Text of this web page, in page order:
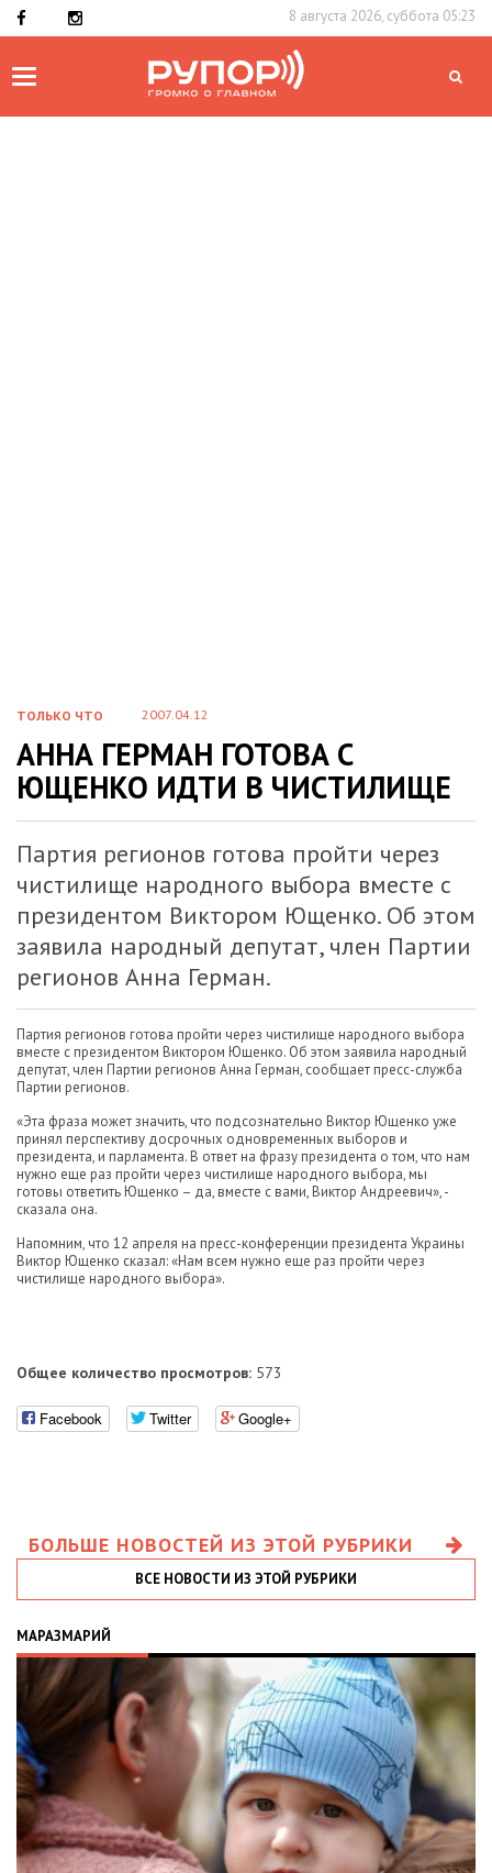
8 августа 2026, суббота 05:23
Toggle
ТОЛЬКО ЧТО 2007.04.12
АННА ГЕРМАН ГОТОВА С
ЮЩЕНКО ИДТИ В ЧИСТИЛИЩЕ
Партия регионов готова пройти через
чистилище народного выбора вместе с
президентом Виктором Ющенко. Об этом
заявила народный депутат, член Партии
регионов Анна Герман.
Партия регионов готова пройти через чистилище народного выбора
вместе с президентом Виктором Ющенко. Об этом заявила народный
депутат, член Партии регионов Анна Герман, сообщает пресс-служба
Партии регионов.
«Эта фраза может значить, что подсознательно Виктор Ющенко уже
принял перспективу досрочных одновременных выборов и
президента, и парламента. В ответ на фразу президента о том, что нам
нужно еще раз пройти через чистилище народного выбора, мы
готовы ответить Ющенко – да, вместе с вами, Виктор Андреевич», -
сказала она.
Напомним, что 12 апреля на пресс-конференции президента Украины
Виктор Ющенко сказал: «Нам всем нужно еще раз пройти через
чистилище народного выбора».
Общее количество просмотров: 573
Facebook Twitter Google+
БОЛЬШЕ НОВОСТЕЙ ИЗ ЭТОЙ РУБРИКИ
ВСЕ НОВОСТИ ИЗ ЭТОЙ РУБРИКИ
МАРАЗМАРИЙ